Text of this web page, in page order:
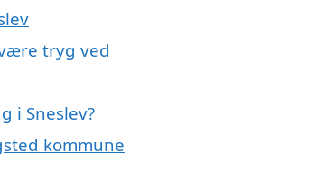
tryg ved
i Sneslev?
kommune